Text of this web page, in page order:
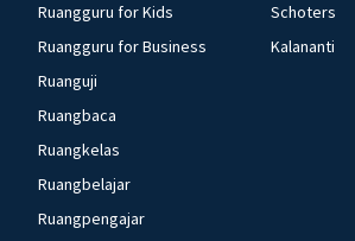
Ruangguru for Kids
Ruangguru for Business
Ruanguji
Ruangbaca
Ruangkelas
Ruangbelajar
Ruangpengajar
Schoters
Kalananti